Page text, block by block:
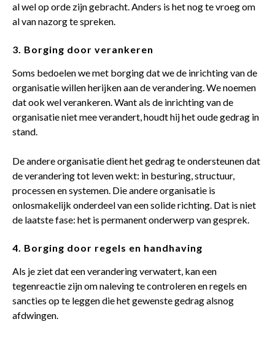
al wel op orde zijn gebracht. Anders is het nog te vroeg om
al van nazorg te spreken.
3. Borging door verankeren
Soms bedoelen we met borging dat we de inrichting van de
organisatie willen herijken aan de verandering. We noemen
dat ook wel verankeren. Want als de inrichting van de
organisatie niet mee verandert, houdt hij het oude gedrag in
stand.
De andere organisatie dient het gedrag te ondersteunen dat
de verandering tot leven wekt: in besturing, structuur,
processen en systemen. Die andere organisatie is
onlosmakelijk onderdeel van een solide richting. Dat is niet
de laatste fase: het is permanent onderwerp van gesprek.
4. Borging door regels en handhaving
Als je ziet dat een verandering verwatert, kan een
tegenreactie zijn om naleving te controleren en regels en
sancties op te leggen die het gewenste gedrag alsnog
afdwingen.